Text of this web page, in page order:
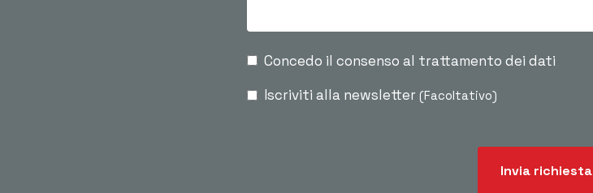
Concedo il consenso al trattamento dei dati
Iscriviti alla newsletter (Facoltativo)
Invia richiesta